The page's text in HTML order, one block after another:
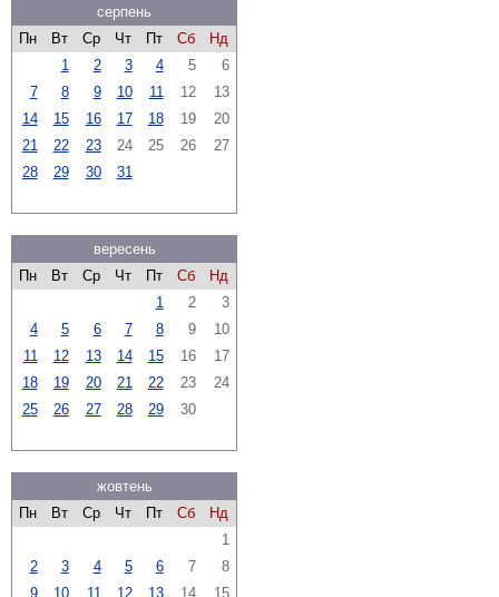
серпень
Пн
Вт Ср Чт Пт Сб
Нд
1
2 3 4 5
6
7
8 9 10 11 12
13
14
15 16 17 18 19
20
21
22 23 24 25 26
27
28
29 30 31
вересень
Пн
Вт Ср Чт Пт Сб
Нд
1
2
3
4
5 6 7 8 9
10
11
12 13 14 15 16
17
18
19 20 21 22 23
24
25
26 27 28 29 30
жовтень
Пн
Вт Ср Чт Пт Сб
Нд
1
2
3 4 5 6 7
8
9
10 11 12 13 14 15